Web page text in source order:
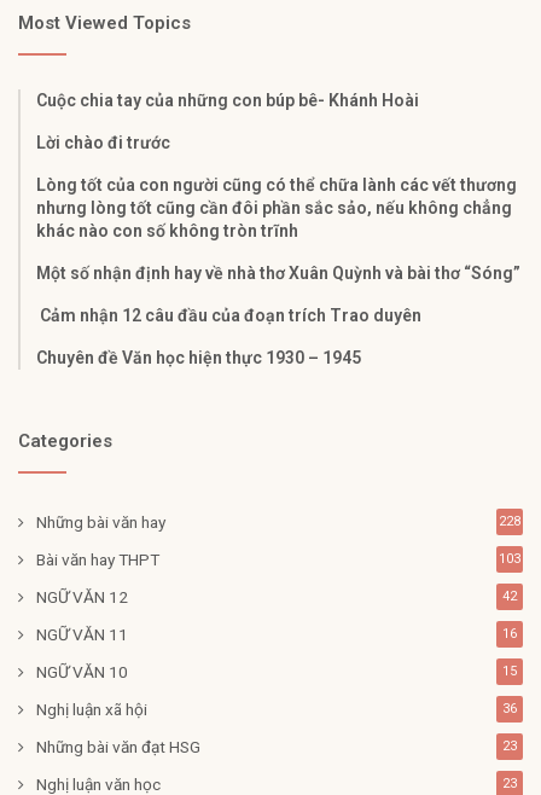
Most Viewed Topics
Cuộc chia tay của những con búp bê- Khánh Hoài
Lời chào đi trước
Lòng tốt của con người cũng có thể chữa lành các vết thương
nhưng lòng tốt cũng cần đôi phần sắc sảo, nếu không chẳng
khác nào con số không tròn trĩnh
Một số nhận định hay về nhà thơ Xuân Quỳnh và bài thơ “Sóng”
Cảm nhận 12 câu đầu của đoạn trích Trao duyên
Chuyên đề Văn học hiện thực 1930 – 1945
Categories
Những bài văn hay 228
Bài văn hay THPT 103
NGỮ VĂN 12 42
NGỮ VĂN 11 16
NGỮ VĂN 10 15
Nghị luận xã hội 36
Những bài văn đạt HSG 23
Nghị luận văn học 23